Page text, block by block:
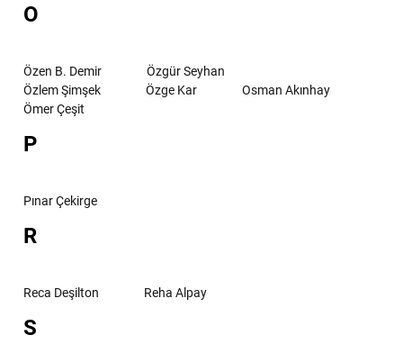
O
Özen B. Demir
Özgür Seyhan
Özlem Şimşek
Özge Kar
Osman Akınhay
Ömer Çeşit
P
Pınar Çekirge
R
Reca Deşilton Reha Alpay
S